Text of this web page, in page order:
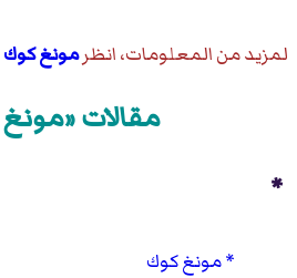
لمزيد من المعلومات، انظرمونغ كوك
مقالات
*
مونغ كوك